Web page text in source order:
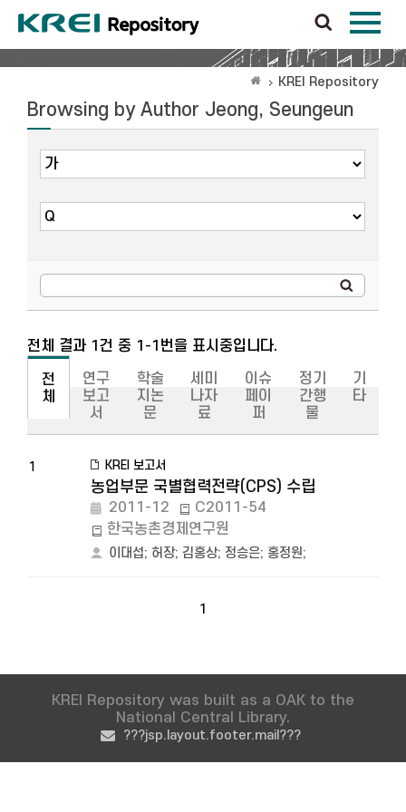
KREI Repository
Browsing by Author Jeong, Seungeun
전체 결과 1건 중 1-1번을 표시중입니다.
전
체
연구
보고
서
학술
지논
문
세미
나자
료
이슈
페이
퍼
정기
간행
물
기
타
1 KREI 보고서
농업부문 국별협력전략(CPS) 수립
2011-12
C2011-54
한국농촌경제연구원
이대섭; 허장; 김홍상; 정승은; 홍정원;
1
KREI Repository was built as a OAK to the
National Central Library.
???jsp.layout.footer.mail???